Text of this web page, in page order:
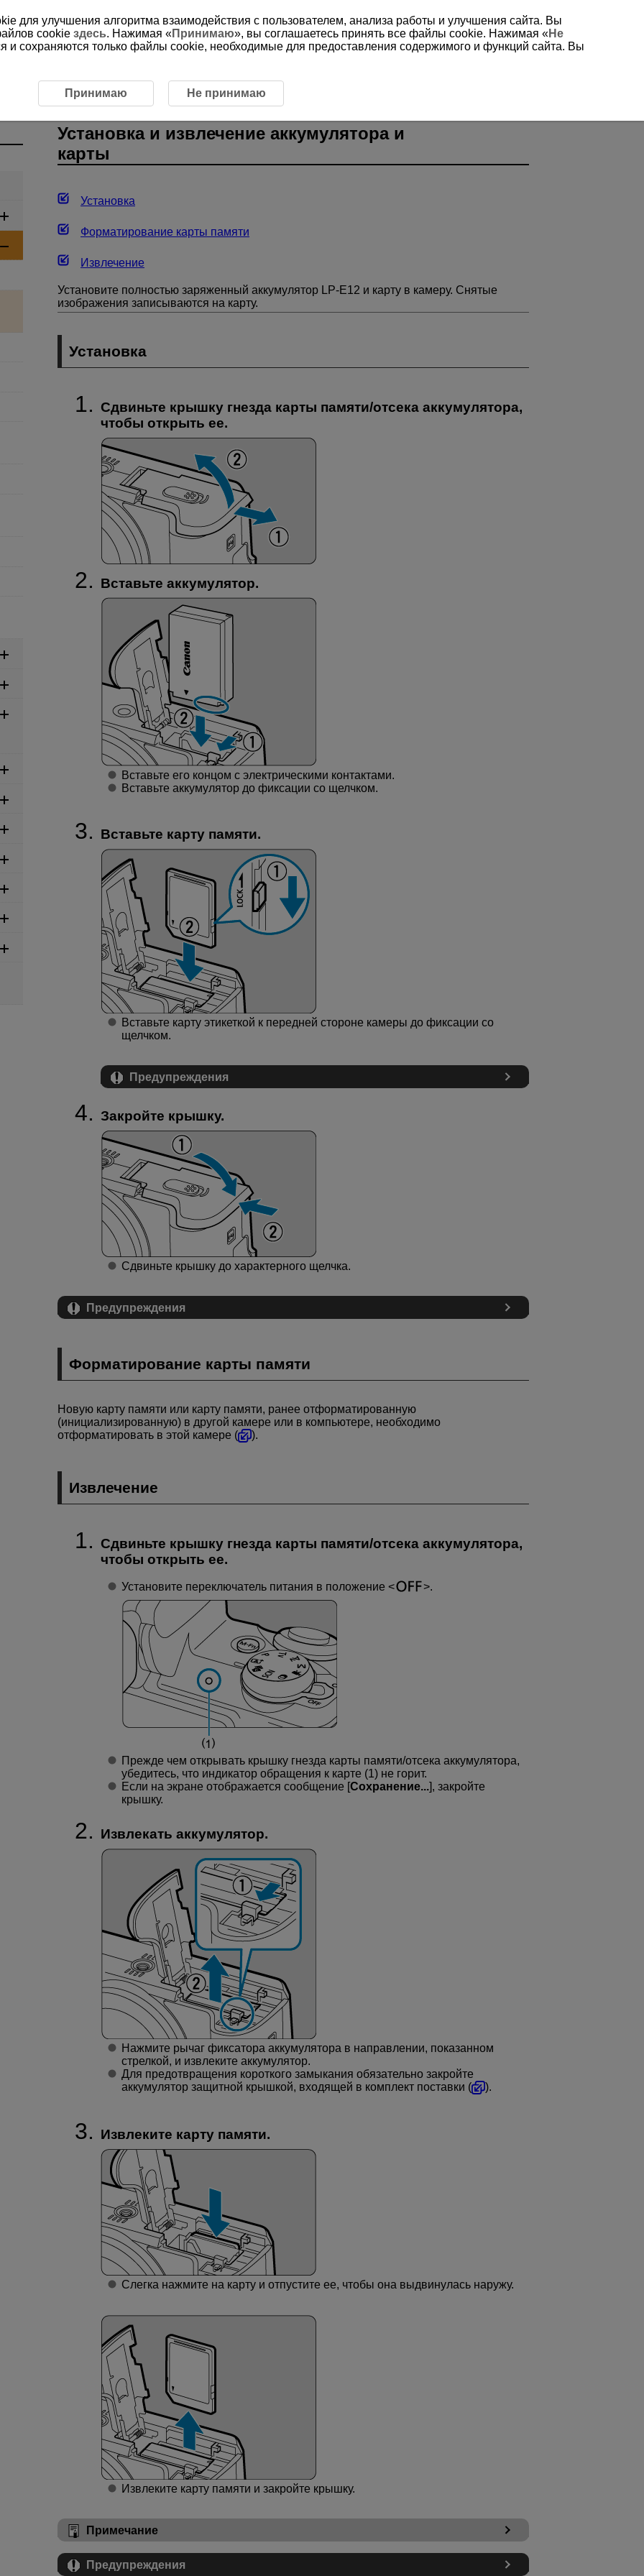
операции
Установка и извлечение аккумулятора и
карты
Установка
Форматирование карты памяти
Извлечение
Установите полностью заряженный аккумулятор LP-E12 и карту в камеру. Снятые
изображения записываются на карту.
Установка
Сдвиньте крышку гнезда карты памяти/отсека аккумулятора,
чтобы открыть ее.
Вставьте аккумулятор.
Вставьте его концом с электрическими контактами.
Вставьте аккумулятор до фиксации со щелчком.
Вставьте карту памяти.
Вставьте карту этикеткой к передней стороне камеры до фиксации со
щелчком.
Предупреждения
Закройте крышку.
Сдвиньте крышку до характерного щелчка.
Предупреждения
Форматирование карты памяти
Новую карту памяти или карту памяти, ранее отформатированную
(инициализированную) в другой камере или в компьютере, необходимо
отформатировать в этой камере (
).
Извлечение
Сдвиньте крышку гнезда карты памяти/отсека аккумулятора,
чтобы открыть ее.
Установите переключатель питания в положение .
Прежде чем открывать крышку гнезда карты памяти/отсека аккумулятора,
убедитесь, что индикатор обращения к карте (1) не горит.
Если на экране отображается сообщение [Сохранение...], закройте
крышку.
Извлекать аккумулятор.
Нажмите рычаг фиксатора аккумулятора в направлении, показанном
стрелкой, и извлеките аккумулятор.
Для предотвращения короткого замыкания обязательно закройте
аккумулятор защитной крышкой, входящей в комплект поставки (
).
Извлеките карту памяти.
Слегка нажмите на карту и отпустите ее, чтобы она выдвинулась наружу.
Извлеките карту памяти и закройте крышку.
Примечание
Предупреждения
для улучшения алгоритма взаимодействия с пользователем, анализа работы и улучшения сайта. Вы
cookie здесь. Нажимая «Принимаю», вы соглашаетесь принять все файлы cookie. Нажимая «Не
и сохраняются только файлы cookie, необходимые для предоставления содержимого и функций сайта. Вы
Принимаю Не принимаю